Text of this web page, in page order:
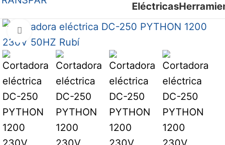
Eléctricas
Haga clic para ampliar